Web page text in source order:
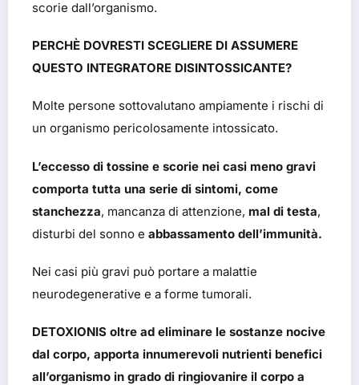
scorie dall’organismo.
PERCHÈ DOVRESTI SCEGLIERE DI ASSUMERE
QUESTO INTEGRATORE DISINTOSSICANTE?
Molte persone sottovalutano ampiamente i rischi di
un organismo pericolosamente intossicato.
L’eccesso di tossine e scorie nei casi meno gravi
comporta tutta una serie di sintomi, come
stanchezza, mancanza di attenzione, mal di testa,
disturbi del sonno e abbassamento dell’immunità.
Nei casi più gravi può portare a malattie
neurodegenerative e a forme tumorali.
DETOXIONIS oltre ad eliminare le sostanze nocive
dal corpo, apporta innumerevoli nutrienti benefici
all’organismo in grado di ringiovanire il corpo a